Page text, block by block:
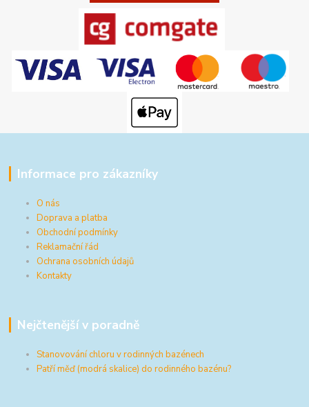
Informace pro zákazníky
O nás
Doprava a platba
Obchodní podmínky
Reklamační řád
Ochrana osobních údajů
Kontakty
Nejčtenější v poradně
Stanovování chloru v rodinných bazénech
Patří měď (modrá skalice) do rodinného bazénu?